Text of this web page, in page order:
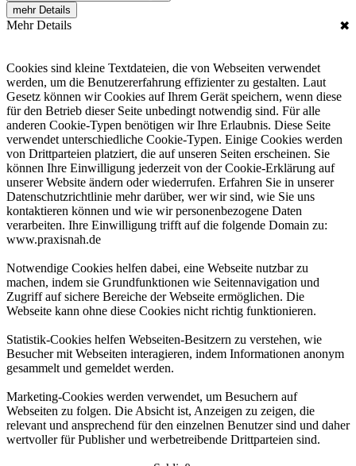
mehr Details
Mehr Details ✖
Cookies sind kleine Textdateien, die von Webseiten verwendet
werden, um die Benutzererfahrung effizienter zu gestalten. Laut
Gesetz können wir Cookies auf Ihrem Gerät speichern, wenn diese
für den Betrieb dieser Seite unbedingt notwendig sind. Für alle
anderen Cookie-Typen benötigen wir Ihre Erlaubnis. Diese Seite
verwendet unterschiedliche Cookie-Typen. Einige Cookies werden
von Drittparteien platziert, die auf unseren Seiten erscheinen. Sie
können Ihre Einwilligung jederzeit von der Cookie-Erklärung auf
unserer Website ändern oder wiederrufen. Erfahren Sie in unserer
Datenschutzrichtlinie mehr darüber, wer wir sind, wie Sie uns
kontaktieren können und wie wir personenbezogene Daten
verarbeiten. Ihre Einwilligung trifft auf die folgende Domain zu:
www.praxisnah.de
Notwendige Cookies helfen dabei, eine Webseite nutzbar zu
machen, indem sie Grundfunktionen wie Seitennavigation und
Zugriff auf sichere Bereiche der Webseite ermöglichen. Die
Webseite kann ohne diese Cookies nicht richtig funktionieren.
Statistik-Cookies helfen Webseiten-Besitzern zu verstehen, wie
Besucher mit Webseiten interagieren, indem Informationen anonym
gesammelt und gemeldet werden.
Marketing-Cookies werden verwendet, um Besuchern auf
Webseiten zu folgen. Die Absicht ist, Anzeigen zu zeigen, die
relevant und ansprechend für den einzelnen Benutzer sind und daher
wertvoller für Publisher und werbetreibende Drittparteien sind.